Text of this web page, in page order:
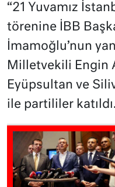
“21 Yuvamız
törenine İBB
İmamoğlu’nun
Milletvekili Engin
Eyüpsultan ve
ile partililer